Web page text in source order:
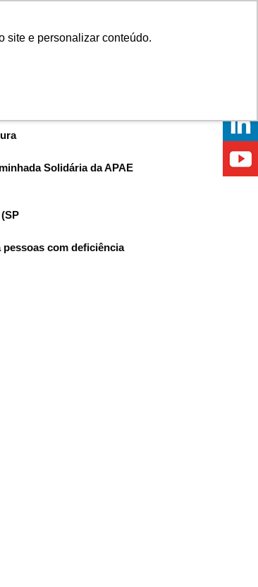
site e personalizar conteúdo.
Solidária da APAE
com deficiência